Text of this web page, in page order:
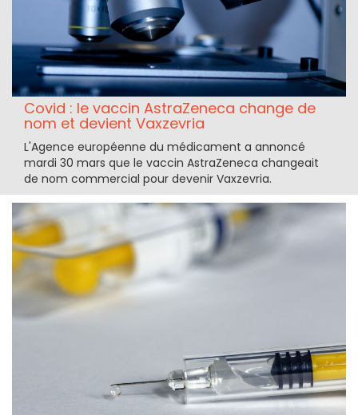
Covid : le vaccin AstraZeneca change de
nom et devient Vaxzevria
L'Agence européenne du médicament a annoncé
mardi 30 mars que le vaccin AstraZeneca changeait
de nom commercial pour devenir Vaxzevria.